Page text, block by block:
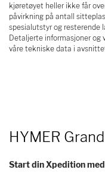
kjøretøyet heller ikke får
påvirkning på antall
spesialutstyr og resterende
Detaljerte informasjoner og
våre tekniske data i
HYMER
Start din Xpedition